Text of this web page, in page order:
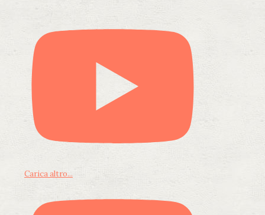
Carica altro...